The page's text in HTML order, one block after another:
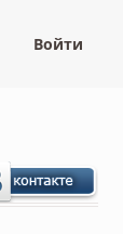
Войти